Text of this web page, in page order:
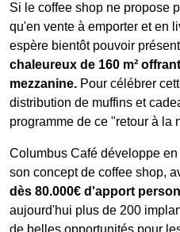
Si le coffee shop ne propose
qu'en vente à emporter et en
espère bientôt pouvoir
chaleureux de 160 m²
mezzanine. Pour célébrer
distribution de muffins et
programme de ce "retour à la
Columbus Café développe
son concept de coffee shop,
dès 80.000€ d'apport
aujourd'hui plus de 200